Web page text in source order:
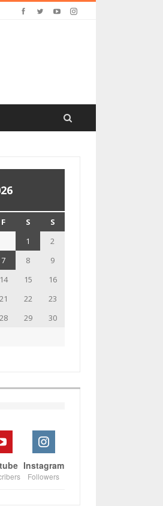
F S
S
1
2
7 8
9
14 15
16
21 22
23
28 29
30
Instagram
Followers